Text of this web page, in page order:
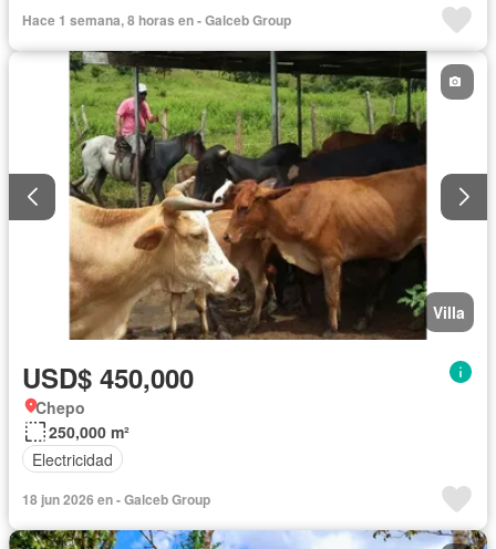
Hace 1 semana, 8 horas en - Galceb Group
Villa
USD$ 450,000
Chepo
250,000 m²
Electricidad
18 jun 2026 en - Galceb Group